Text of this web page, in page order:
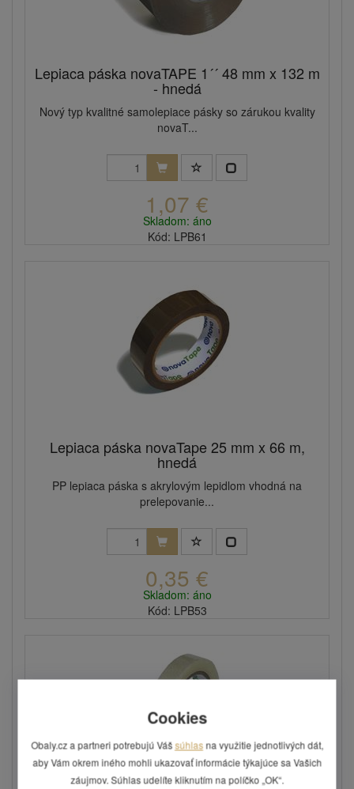
Lepiaca páska novaTAPE 1´´ 48 mm x 132 m
- hnedá
Nový typ kvalitné samolepiace pásky so zárukou kvality
novaT...
1,07 €
Skladom: áno
Kód: LPB61
Lepiaca páska novaTape 25 mm x 66 m,
hnedá
PP lepiaca páska s akrylovým lepidlom vhodná na
prelepovanie...
0,35 €
Skladom: áno
Kód: LPB53
Cookies
Obaly.cz a partneri potrebujú Vášsúhlas na využitie jednotlivých dát,
aby Vám okrem iného mohli ukazovať informácie týkajúce sa Vašich
záujmov. Súhlas udelíte kliknutím na políčko „OK“.